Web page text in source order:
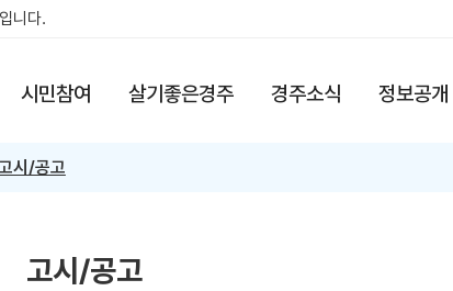
니다.
시민참여 살기좋은경주 경주소식 정보공개
시/공고
고시/공고